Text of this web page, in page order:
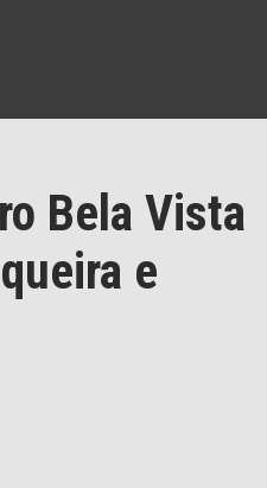
Bela Vista
e